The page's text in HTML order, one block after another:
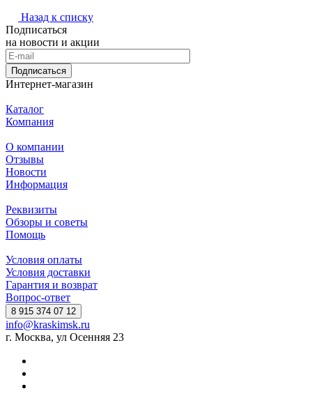
Назад к списку
Подписаться
на новости и акции
Подписаться
Интернет-магазин
Каталог
Компания
О компании
Отзывы
Новости
Информация
Реквизиты
Обзоры и советы
Помощь
Условия оплаты
Условия доставки
Гарантия и возврат
Вопрос-ответ
8 915 374 07 12
info@kraskimsk.ru
г. Москва, ул Осенняя 23